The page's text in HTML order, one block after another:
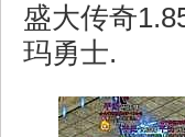
盛大传奇
玛勇士.